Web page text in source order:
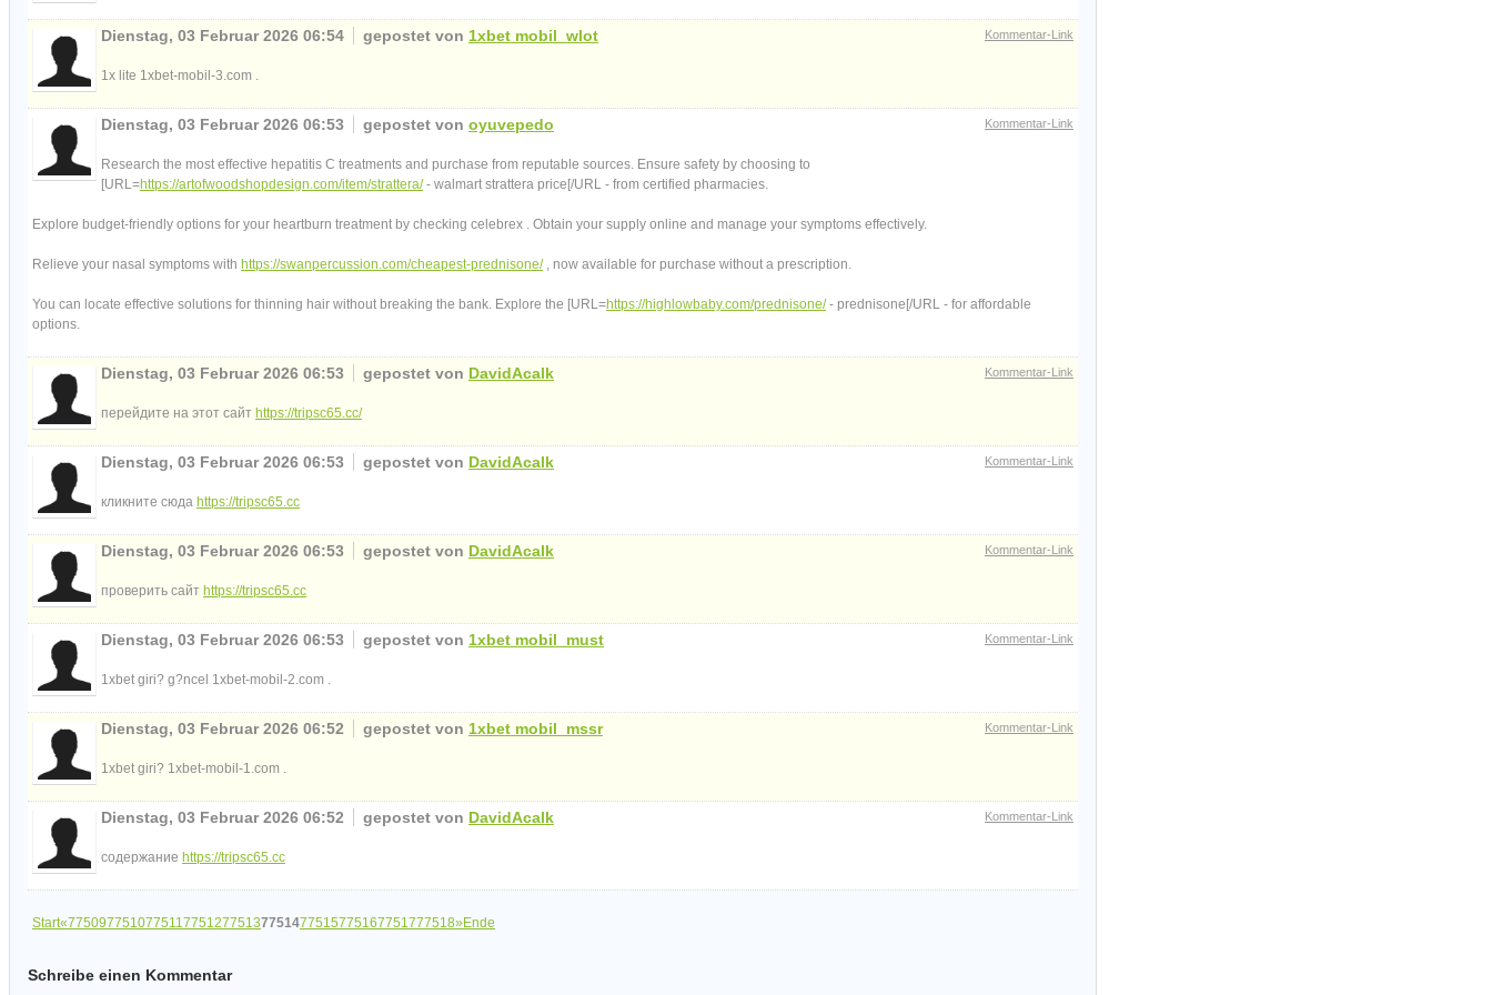
Kommentar-Link
Dienstag, 03 Februar 2026 06:54 gepostet von 1xbet mobil_wlot
1x lite 1xbet-mobil-3.com .
Kommentar-Link
Dienstag, 03 Februar 2026 06:53 gepostet von oyuvepedo
Research the most effective hepatitis C treatments and purchase from reputable sources. Ensure safety by choosing to
[URL=https://artofwoodshopdesign.com/item/strattera/- walmart strattera price[/URL - from certified pharmacies.
Explore budget-friendly options for your heartburn treatment by checking celebrex . Obtain your supply online and manage your symptoms effectively.
Relieve your nasal symptoms with https://swanpercussion.com/cheapest-prednisone/, now available for purchase without a prescription.
You can locate effective solutions for thinning hair without breaking the bank. Explore the [URL=https://highlowbaby.com/prednisone/- prednisone[/URL - for affordable
options.
Kommentar-Link
Dienstag, 03 Februar 2026 06:53 gepostet von DavidAcalk
перейдите на этот сайт https://tripsc65.cc/
Kommentar-Link
Dienstag, 03 Februar 2026 06:53 gepostet von DavidAcalk
кликните сюда https://tripsc65.cc
Kommentar-Link
Dienstag, 03 Februar 2026 06:53 gepostet von DavidAcalk
проверить сайт https://tripsc65.cc
Kommentar-Link
Dienstag, 03 Februar 2026 06:53 gepostet von 1xbet mobil_must
1xbet giri? g?ncel 1xbet-mobil-2.com .
Kommentar-Link
Dienstag, 03 Februar 2026 06:52 gepostet von 1xbet mobil_mssr
1xbet giri? 1xbet-mobil-1.com .
Kommentar-Link
Dienstag, 03 Februar 2026 06:52 gepostet von DavidAcalk
содержание https://tripsc65.cc
Start«77509775107751177512775137751477515775167751777518»Ende
Schreibe einen Kommentar